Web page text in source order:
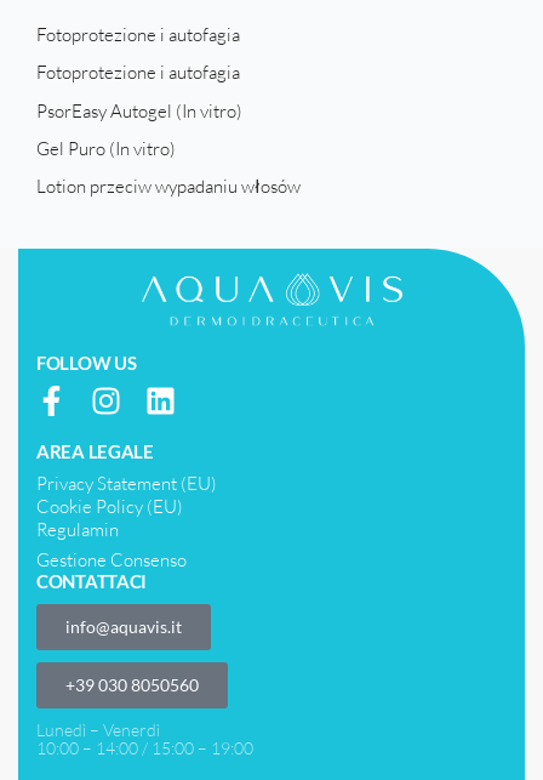
Fotoprotezione i autofagia
Fotoprotezione i autofagia
PsorEasy Autogel (In vitro)
Gel Puro (In vitro)
Lotion przeciw wypadaniu włosów
FOLLOW US
AREA LEGALE
Privacy Statement (EU)
Cookie Policy (EU)
Regulamin
Gestione Consenso
CONTATTACI
info@aquavis.it
‎+39 030 8050560
Lunedì – Venerdì
10:00 – 14:00 / 15:00 – 19:00